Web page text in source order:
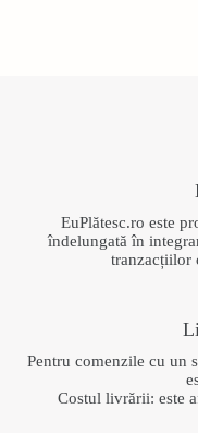
EuPlătesc.ro este
îndelungată în
tranzacțiilor
Pentru comenzile cu un
Costul livrării: este